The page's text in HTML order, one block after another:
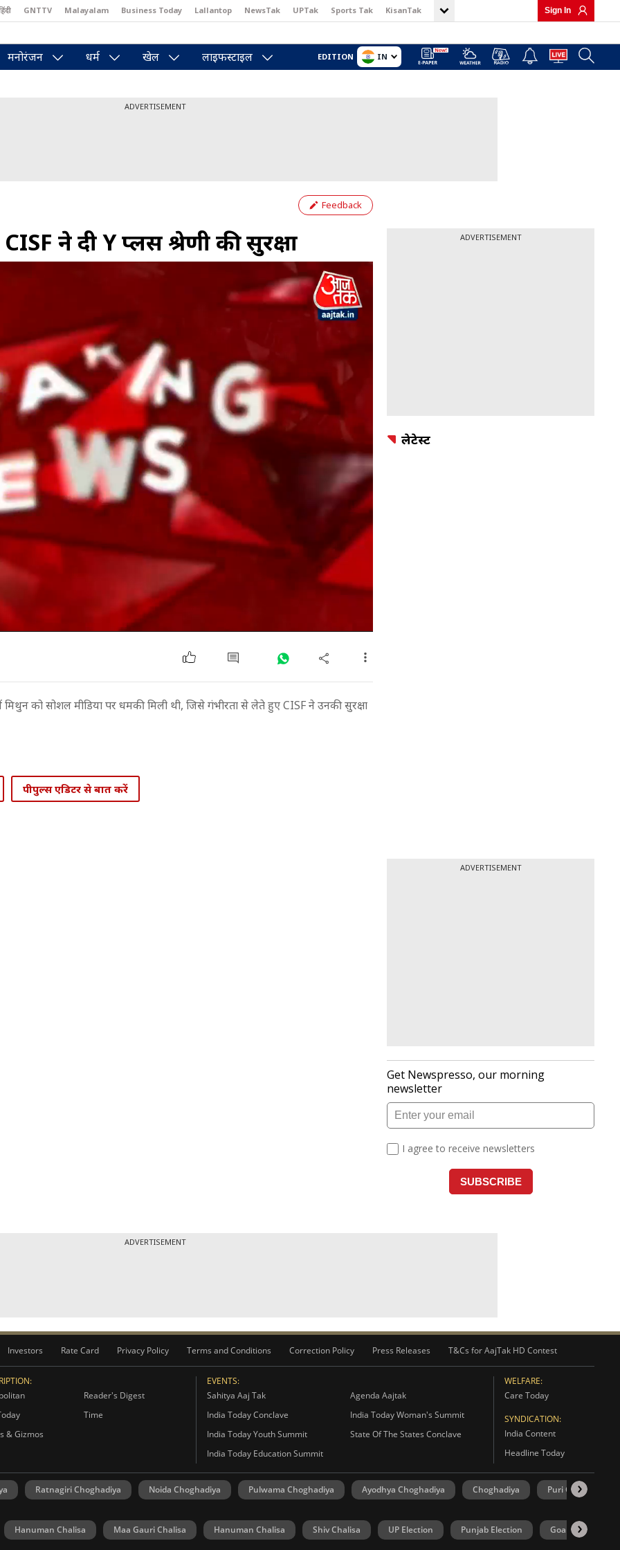
GNTTV Malayalam Business Today Lallantop NewsTak UPTak Sports Tak KisanTak Sign In
मनोरंजन धर्म खेल लाइफस्टाइल EDITION IN
ADVERTISEMENT
Feedback
CISF ने दी Y प्लस श्रेणी की सुरक्षा
मिथुन को सोशल मीडिया पर धमकी मिली थी, जिसे गंभीरता से लेते हुए CISF ने उनकी सुरक्षा
पीपुल्स एडिटर से बात करें
ADVERTISEMENT
लेटेस्ट
ADVERTISEMENT
ADVERTISEMENT
Investors Rate Card Privacy Policy Terms and Conditions Correction Policy Press Releases T&Cs for AajTak HD Contest
Reader's Digest
Time
& Gizmos
EVENTS:
Sahitya Aaj Tak
Agenda Aajtak
India Today Conclave
India Today Woman's Summit
India Today Youth Summit
State Of The States Conclave
India Today Education Summit
WELFARE:
Care Today
SYNDICATION:
India Content
Headline Today
Ratnagiri Choghadiya Noida Choghadiya Pulwama Choghadiya Ayodhya Choghadiya Choghadiya Puri Choghadiya
Hanuman Chalisa Maa Gauri Chalisa Hanuman Chalisa Shiv Chalisa UP Election Punjab Election Goa Election